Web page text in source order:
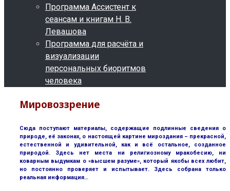
Программа Ассистент к
сеансам и книгам Н. В.
Левашова
Программа для расчёта и
визуализации
персональных биоритмов
человека
Мировоззрение
Сюда поступают материалы, содержащие подлинные сведения о
природе, её законах, о настоящей картине мироздания – прекрасной,
естественной и удивительной, как и всё остальное, созданное
природой. Здесь нет места ни религиозному мракобесию, ни
коварным выдумкам о «высшем разуме», который якобы всех любит,
но постоянно проверяет и испытывает. Здесь собрана только
реальная информация…